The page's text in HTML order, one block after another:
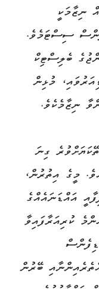
ނިޒާމަކީ
އެއާ ޑިފެންސް ސިސްޓަމެވެ.
ބެލިސްޓިކް
މުޅިން
ނިޒާމެކެވެ.
ގިނަ
މީގެ އިތުރުން،
އައްޑަނައެއްގެ
ކުރިއަރާފައިވާ
ބޭރުން